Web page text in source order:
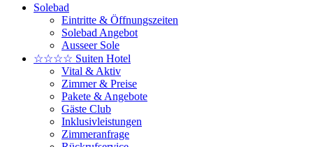
Solebad
Eintritte & Öffnungszeiten
Solebad Angebot
Ausseer Sole
☆☆☆☆ Suiten Hotel
Vital & Aktiv
Zimmer & Preise
Pakete & Angebote
Gäste Club
Inklusivleistungen
Zimmeranfrage